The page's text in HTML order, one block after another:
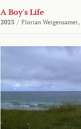
A Boy's Life
2023 / Florian Weigensamer,